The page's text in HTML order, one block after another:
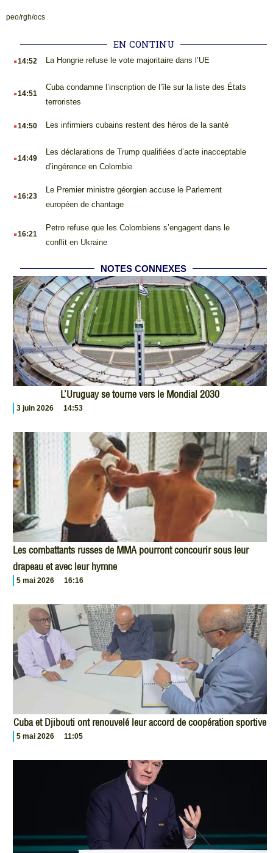
peo/rgh/ocs
EN CONTINU
.14:52 La Hongrie refuse le vote majoritaire dans l’UE
.14:51
Cuba condamne l’inscription de l’île sur la liste des États
terroristes
.14:50 Les infirmiers cubains restent des héros de la santé
.14:49
Les déclarations de Trump qualifiées d’acte inacceptable
d’ingérence en Colombie
.16:23
Le Premier ministre géorgien accuse le Parlement
européen de chantage
.16:21
Petro refuse que les Colombiens s’engagent dans le
conflit en Ukraine
NOTES CONNEXES
L’Uruguay se tourne vers le Mondial 2030
3 juin 2026 14:53
Les combattants russes de MMA pourront concourir sous leur
drapeau et avec leur hymne
5 mai 2026 16:16
Cuba et Djibouti ont renouvelé leur accord de coopération sportive
5 mai 2026 11:05